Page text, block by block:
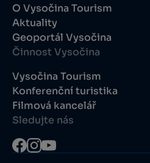
O Vysočina Tourism
Aktuality
Geoportál Vysočina
Činnost Vysočina
Vysočina Tourism
Konferenční turistika
Filmová kancelář
Sledujte nás